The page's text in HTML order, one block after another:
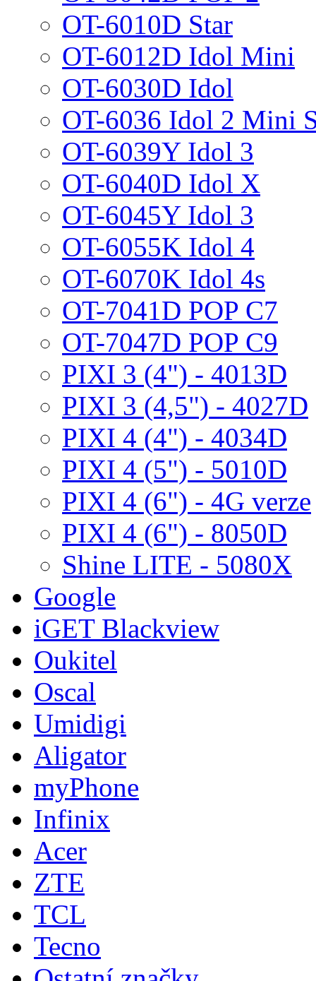
OT-6010D Star
OT-6012D Idol Mini
OT-6030D Idol
OT-6036 Idol 2 Mini
OT-6039Y Idol 3
OT-6040D Idol X
OT-6045Y Idol 3
OT-6055K Idol 4
OT-6070K Idol 4s
OT-7041D POP C7
OT-7047D POP C9
PIXI 3 (4") - 4013D
PIXI 3 (4,5") - 4027D
PIXI 4 (4") - 4034D
PIXI 4 (5") - 5010D
PIXI 4 (6") - 4G verze
PIXI 4 (6") - 8050D
Shine LITE - 5080X
Google
iGET Blackview
Oukitel
Oscal
Umidigi
Aligator
myPhone
Infinix
Acer
ZTE
TCL
Tecno